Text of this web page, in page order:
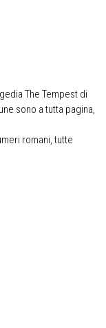
The Tempest di
sono a tutta pagina,
romani, tutte